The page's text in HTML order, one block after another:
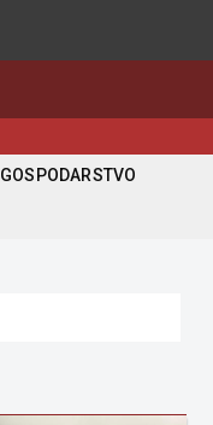
GOSPODARSTVO